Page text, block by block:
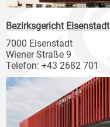
Bezirksgericht Eisenstadt
7000 Eisenstadt
Wiener Straße 9
Telefon: +43 2682 701